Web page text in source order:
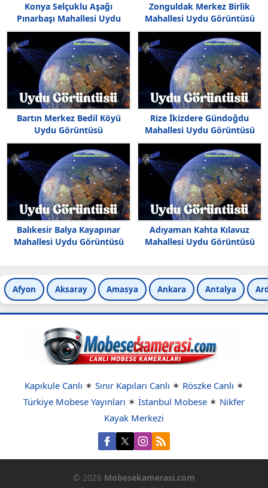
Konya Selçuklu Aşağı
Pınarbaşı Mahallesi Uydu
Görüntüsü Haritası
Zonguldak Merkez Birlik
Mahallesi Uydu Görüntüsü
Bartın Merkez Bedil Köyü
Uydu Görüntüsü
Rize İkizdere Gündoğdu
Mahallesi Uydu Görüntüsü
Balıkesir Balya Kayapınar
Mahallesi Uydu Görüntüsü
Adıyaman Kahta Kılavuz
Mahallesi Uydu Görüntüsü
Afyon Aksaray Amasya Ankara Antalya
Kapıkule Canlı ✶ Sınır Kapıları Canlı ✶ Röszke Canlı ✶
Türkiye Mobese Yayınları ✶ İstanbul Mobese ✶ Nikfer
Kayak Merkezi
© 2026 Mobesekamerasi.com